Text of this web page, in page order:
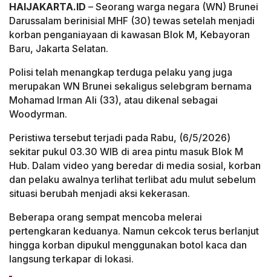
HAIJAKARTA.ID – Seorang warga negara (WN) Brunei
Darussalam berinisial MHF (30) tewas setelah menjadi
korban penganiayaan di kawasan Blok M, Kebayoran
Baru, Jakarta Selatan.
Polisi telah menangkap terduga pelaku yang juga
merupakan WN Brunei sekaligus selebgram bernama
Mohamad Irman Ali (33), atau dikenal sebagai
Woodyrman.
Peristiwa tersebut terjadi pada Rabu, (6/5/2026)
sekitar pukul 03.30 WIB di area pintu masuk Blok M
Hub. Dalam video yang beredar di media sosial, korban
dan pelaku awalnya terlihat terlibat adu mulut sebelum
situasi berubah menjadi aksi kekerasan.
Beberapa orang sempat mencoba melerai
pertengkaran keduanya. Namun cekcok terus berlanjut
hingga korban dipukul menggunakan botol kaca dan
langsung terkapar di lokasi.